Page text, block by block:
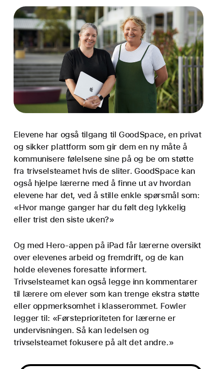
Elevene har også tilgang til GoodSpace, en privat
og sikker plattform som gir dem en ny måte å
kommunisere følelsene sine på og be om støtte
fra trivsels­teamet hvis de sliter. GoodSpace kan
også hjelpe lærerne med å finne ut av hvordan
elevene har det, ved å stille enkle spørsmål som:
«Hvor mange ganger har du følt deg lykkelig
eller trist den siste uken?»
Og med Hero-appen på iPad får lærerne oversikt
over elevenes arbeid og fremdrift, og de kan
holde elevenes foresatte informert.
Trivselsteamet kan også legge inn kommentarer
til lærere om elever som kan trenge ekstra støtte
eller opp­merksomhet i klasse­rommet. Fowler
legger til: «Førsteprioriteten for lærerne er
undervisningen. Så kan ledelsen og
trivselsteamet fokusere på alt det andre.»